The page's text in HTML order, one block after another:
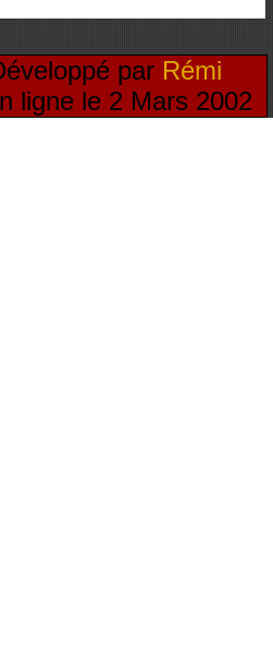
par Rémi
ligne le 2 Mars 2002